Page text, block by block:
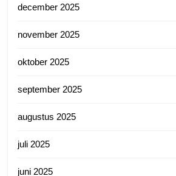
december 2025
november 2025
oktober 2025
september 2025
augustus 2025
juli 2025
juni 2025